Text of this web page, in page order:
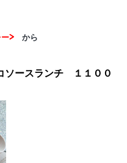
> から
ソースランチ １１００